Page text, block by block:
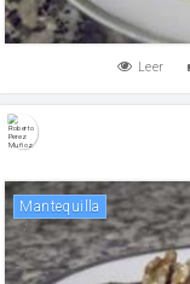
Leer
mantequilla